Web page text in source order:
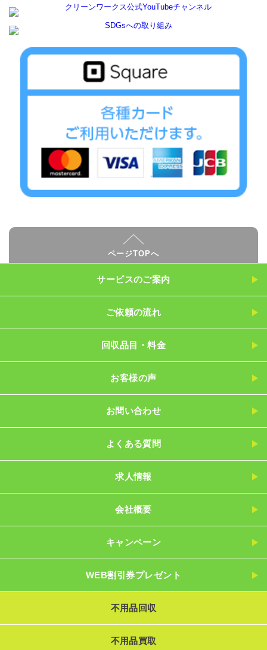
ページTOPへ
サービスのご案内
ご依頼の流れ
回収品目・料金
お客様の声
お問い合わせ
よくある質問
求人情報
会社概要
キャンペーン
WEB割引券プレゼント
不用品回収
不用品買取